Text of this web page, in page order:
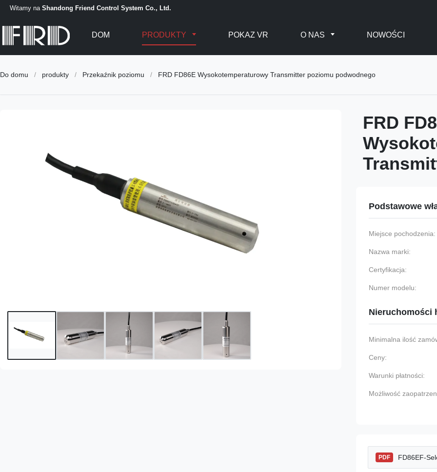
Witamy na Shandong Friend Control System Co., Ltd.
DOM PRODUKTY POKAZ VR O NAS NOWOŚCI
Do domu / produkty / Przekaźnik poziomu / FRD FD86E Wysokotemperaturowy Transmitter poziomu podwodnego
FRD
Podstawowe
Miejsce pochodzenia:
Nazwa marki:
Certyfikacja:
Numer modelu:
Nieruchomości
Minimalna ilość
Ceny:
Warunki płatności:
Możliwość
PDF FD86EF-